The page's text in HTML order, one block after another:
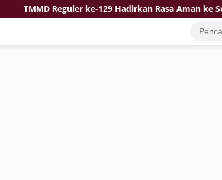
TMMD Reguler ke-129 Hadirkan Rasa Aman ke Sekolah